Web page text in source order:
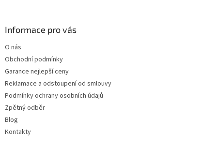
Informace pro vás
O nás
Obchodní podmínky
Garance nejlepší ceny
Reklamace a odstoupení od smlouvy
Podmínky ochrany osobních údajů
Zpětný odběr
Blog
Kontakty